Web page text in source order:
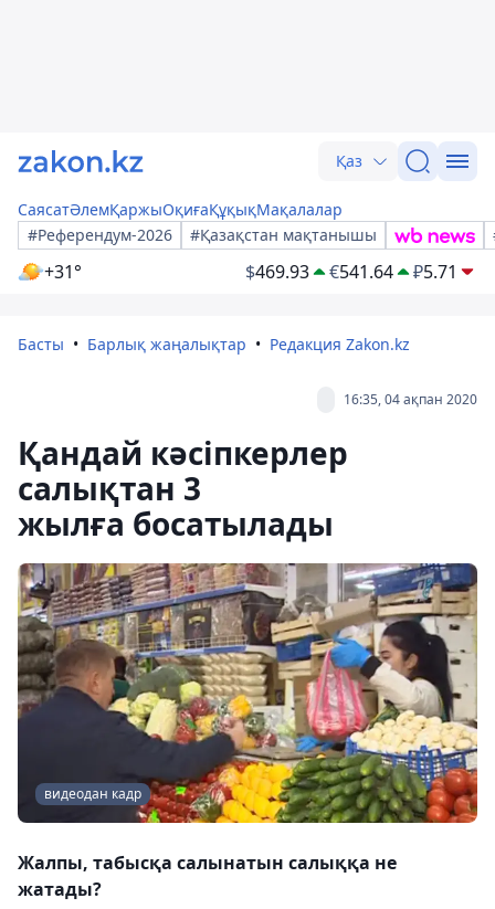
Қаз
СаясатӘлемҚаржыОқиғаҚұқықМақалалар
#Референдум-2026
#Қазақстан мақтанышы
+31° $469.93 €541.64 ₽5.71
Басты Барлық жаңалықтар Редакция Zakon.kz
16:35, 04 ақпан 2020
Қандай кәсіпкерлер
салықтан 3
жылға босатылады
видеодан кадр
Жалпы, табысқа салынатын салыққа не
жатады?